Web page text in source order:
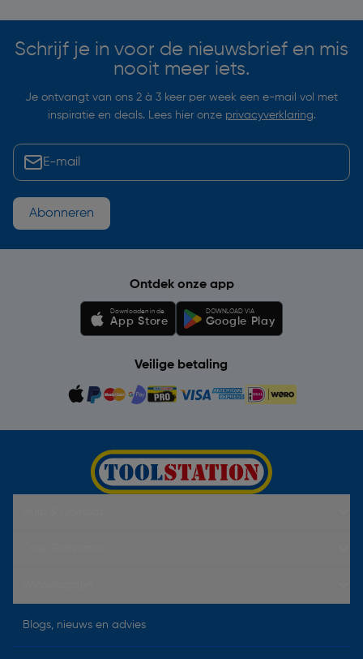
Schrijf je in voor de nieuwsbrief en mis
nooit meer iets.
Je ontvangt van ons 2 à 3 keer per week een e-mail vol met
inspiratie en deals. Lees hier onze privacyverklaring.
Abonneren
Ontdek onze app
Downloaden in de
App Store
DOWNLOAD VIA
Google Play
Veilige betaling
Blogs, nieuws en advies